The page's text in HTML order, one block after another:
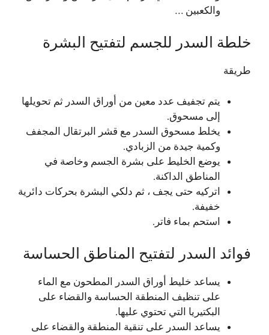
والكعبين …
خلطة السدر للجسم لتفتيح البشرة
طريقة
يتم تجفيف عدد معين من أوراق السدر ثم تحويلها
إلى مسحوق.
يخلط مسحوق السدر مع قشر البرتقال المجفف
وكمية جيدة من الزبادي.
يوضع الخليط على بشرة الجسم وخاصة في
المناطق الداكنة.
اتركيه حتى يجف ، ثم دلكي البشرة بحركات دائرية
خفيفة.
استحم بماء فاتر.
فوائد السدر لتفتيح المناطق الحساسة
يساعد خليط أوراق السدر المطحون مع الماء
على تنظيف المنطقة الحساسة والقضاء على
البكتيريا التي تحتوي عليها.
يساعد السدر على تنقية المنطقة والقضاء على